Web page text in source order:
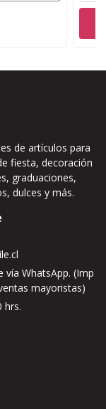
de artículos para
fiesta, decoración
graduaciones,
dulces y más.
vía WhatsApp. (Imp
mayoristas)
hrs.